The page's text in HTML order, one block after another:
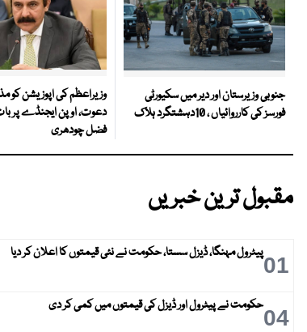
جنوبی وزیرستان اور دیر میں سکیورٹی
فورسز کی کارروائیاں ، 10دہشتگرد ہلاک
وزیراعظم کی اپوزیشن کو
دعوت، اوپن ایجنڈے پر
فضل چودھری
مقبول ترین خبریں
01پیٹرول مہنگا، ڈیزل سستا، حکومت نے نئی قیمتوں کا اعلان کر دیا
04حکومت نے پیٹرول اور ڈیزل کی قیمتوں میں کمی کر دی